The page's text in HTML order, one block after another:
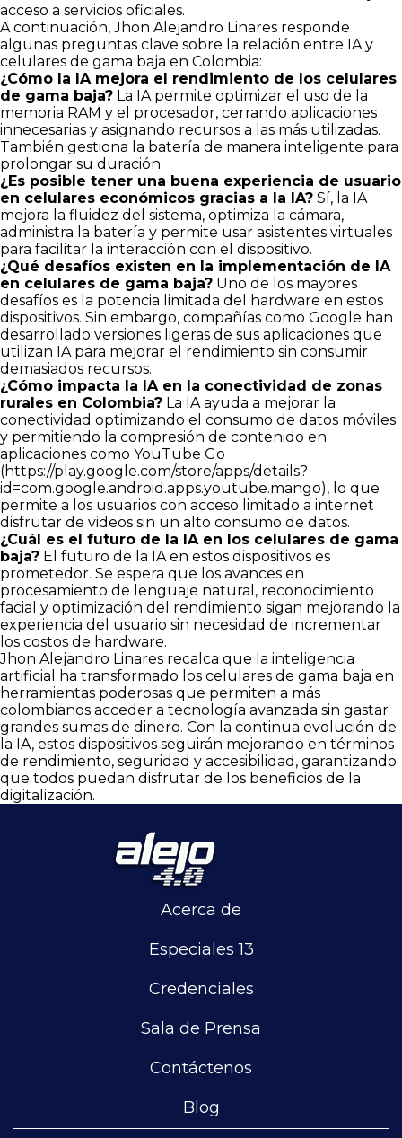
acceso a servicios oficiales.
A continuación, Jhon Alejandro Linares responde
algunas preguntas clave sobre la relación entre IA y
celulares de gama baja en Colombia:
¿Cómo la IA mejora el rendimiento de los celulares
de gama baja? La IA permite optimizar el uso de la
memoria RAM y el procesador, cerrando aplicaciones
innecesarias y asignando recursos a las más utilizadas.
También gestiona la batería de manera inteligente para
prolongar su duración.
¿Es posible tener una buena experiencia de usuario
en celulares económicos gracias a la IA? Sí, la IA
mejora la fluidez del sistema, optimiza la cámara,
administra la batería y permite usar asistentes virtuales
para facilitar la interacción con el dispositivo.
¿Qué desafíos existen en la implementación de IA
en celulares de gama baja? Uno de los mayores
desafíos es la potencia limitada del hardware en estos
dispositivos. Sin embargo, compañías como Google han
desarrollado versiones ligeras de sus aplicaciones que
utilizan IA para mejorar el rendimiento sin consumir
demasiados recursos.
¿Cómo impacta la IA en la conectividad de zonas
rurales en Colombia? La IA ayuda a mejorar la
conectividad optimizando el consumo de datos móviles
y permitiendo la compresión de contenido en
aplicaciones como YouTube Go
(https://play.google.com/store/apps/details?
id=com.google.android.apps.youtube.mango), lo que
permite a los usuarios con acceso limitado a internet
disfrutar de videos sin un alto consumo de datos.
¿Cuál es el futuro de la IA en los celulares de gama
baja? El futuro de la IA en estos dispositivos es
prometedor. Se espera que los avances en
procesamiento de lenguaje natural, reconocimiento
facial y optimización del rendimiento sigan mejorando la
experiencia del usuario sin necesidad de incrementar
los costos de hardware.
Jhon Alejandro Linares recalca que la inteligencia
artificial ha transformado los celulares de gama baja en
herramientas poderosas que permiten a más
colombianos acceder a tecnología avanzada sin gastar
grandes sumas de dinero. Con la continua evolución de
la IA, estos dispositivos seguirán mejorando en términos
de rendimiento, seguridad y accesibilidad, garantizando
que todos puedan disfrutar de los beneficios de la
digitalización.
Acerca de
Especiales 13
Credenciales
Sala de Prensa
Contáctenos
Blog